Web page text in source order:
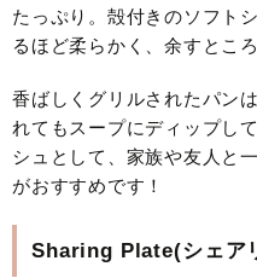
たっぷり。殻付きのソフト
るほど柔らかく、余すとこ
香ばしくグリルされたパン
れてもスープにディップし
シュとして、家族や友人と
がおすすめです！
Sharing Plate(シェア